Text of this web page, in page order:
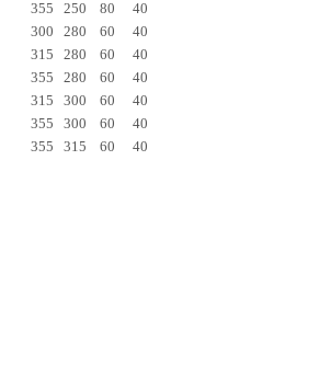
355 250 80
40
300 280 60
40
315 280 60
40
355 280 60
40
315 300 60
40
355 300 60
40
355 315 60
40